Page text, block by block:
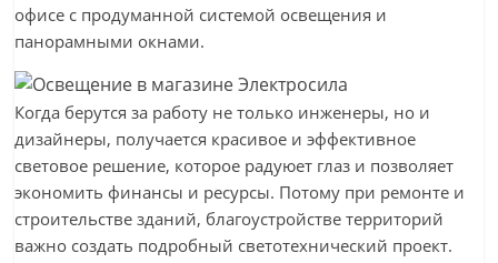
офисе с продуманной системой освещения и
панорамными окнами.
Когда берутся за работу не только инженеры, но и
дизайнеры, получается красивое и эффективное
световое решение, которое радуюет глаз и позволяет
экономить финансы и ресурсы. Потому при ремонте и
строительстве зданий, благоустройстве территорий
важно создать подробный светотехнический проект.